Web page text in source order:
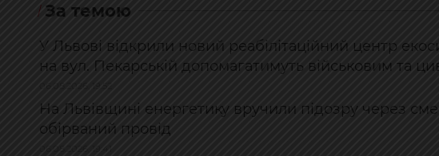
За темою
У Львові відкрили новий реабілітаційний центр
на вул. Пекарській допомагатимуть військовим та
На Львівщині енергетику вручили підозру через
обірваний провід